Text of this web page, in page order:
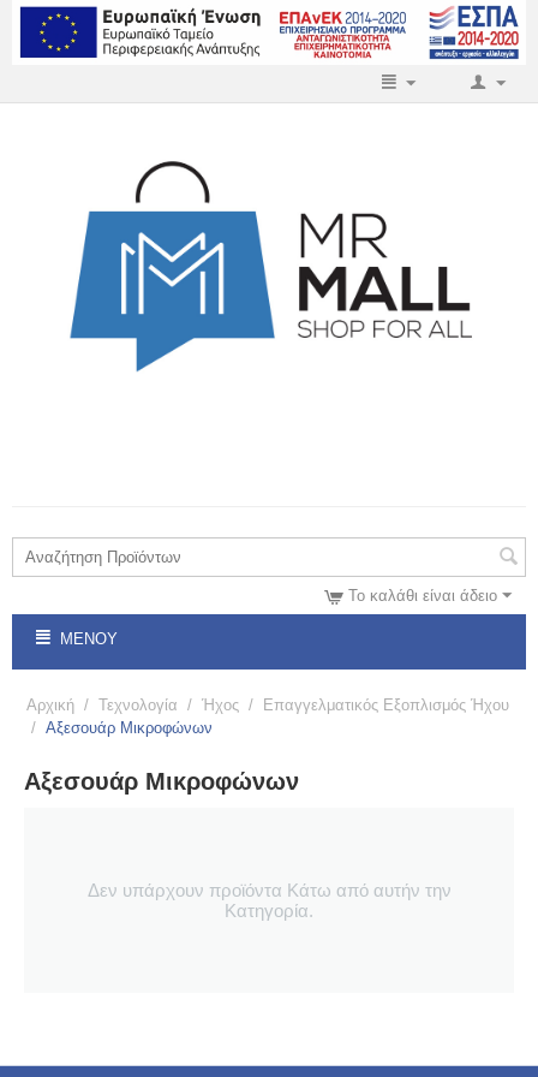
Το καλάθι είναι άδειο
ΜΕΝΟΎ
Αρχική / Τεχνολογία / Ήχος /
Επαγγελματικός Εξοπλισμός Ήχου
/ Αξεσουάρ Μικροφώνων
Αξεσουάρ Μικροφώνων
Δεν υπάρχουν προϊόντα Κάτω από αυτήν την
Κατηγορία.